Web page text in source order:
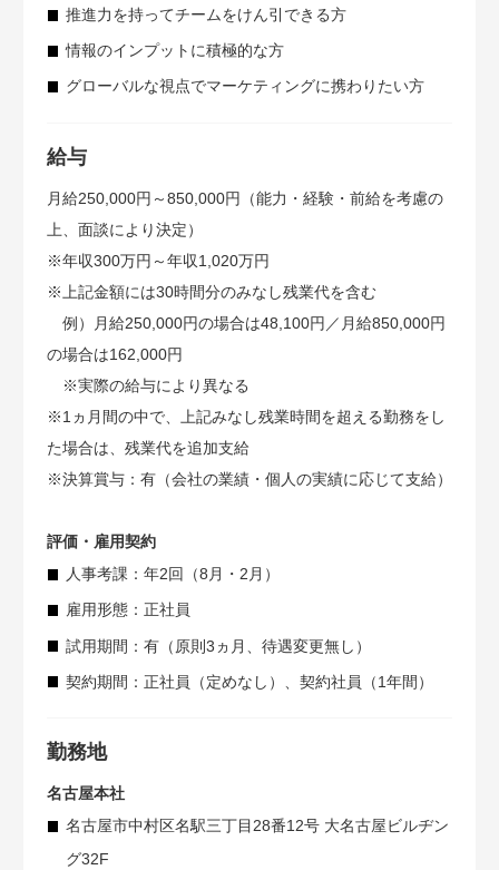
推進力を持ってチームをけん引できる方
情報のインプットに積極的な方
グローバルな視点でマーケティングに携わりたい方
給与
月給250,000円～850,000円（能力・経験・前給を考慮の
上、面談により決定）
※年収300万円～年収1,020万円
※上記金額には30時間分のみなし残業代を含む
例）月給250,000円の場合は48,100円／月給850,000円
の場合は162,000円
※実際の給与により異なる
※1ヵ月間の中で、上記みなし残業時間を超える勤務をし
た場合は、残業代を追加支給
※決算賞与：有（会社の業績・個人の実績に応じて支給）
評価・雇用契約
人事考課：年2回（8月・2月）
雇用形態：正社員
試用期間：有（原則3ヵ月、待遇変更無し）
契約期間：正社員（定めなし）、契約社員（1年間）
勤務地
名古屋本社
名古屋市中村区名駅三丁目28番12号 大名古屋ビルヂン
グ32F